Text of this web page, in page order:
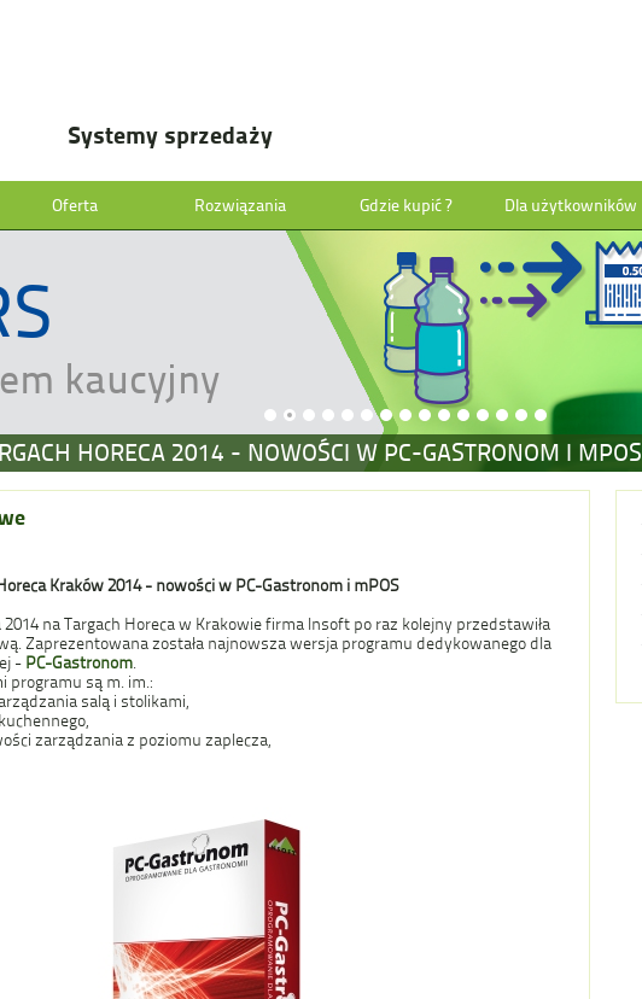
Systemy sprzedaży
Oferta Rozwiązania Gdzie kupić ? Dla użytkowników
HORECA 2014 - NOWOŚCI W PC-GASTRONOM I MPOS
kaucyjny
Kraków 2014 - nowości w PC-Gastronom i mPOS
na Targach Horeca w Krakowie firma Insoft po raz kolejny przedstawiła
Zaprezentowana została najnowsza wersja programu dedykowanego dla
- PC-Gastronom
programu są m. im.:
salą i stolikami,
zarządzania z poziomu zaplecza,